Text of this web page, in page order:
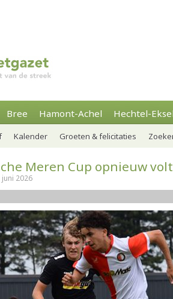
Bree Hamont-Achel Hechtel-
Kalender Groeten & felicitaties
Meren Cup opnieuw
2026